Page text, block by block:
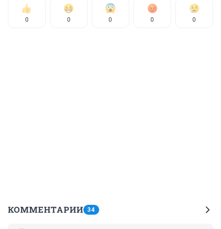
0 0 0 0 0
КОММЕНТАРИИ 34